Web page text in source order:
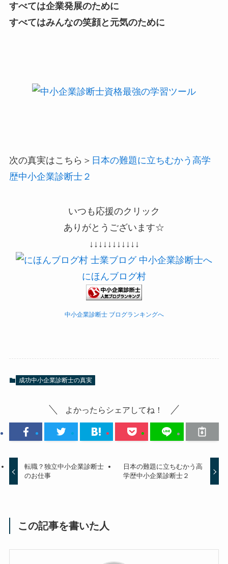
すべては企業発展のために
すべてはみんなの笑顔と元気のために
次の真実はこちら＞ 日本の難題に立ちむかう高学
歴中小企業診断士２
いつも応援のクリック
ありがとうございます☆
↓↓↓↓↓↓↓↓↓↓↓
にほんブログ村
中小企業診断士 ブログランキングへ
成功中小企業診断士の真実
よかったらシェアしてね！
転職？独立中小企業診断士
のお仕事
日本の難題に立ちむかう高
学歴中小企業診断士２
この記事を書いた人